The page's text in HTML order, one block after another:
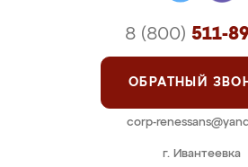
г. Ивантеевка
8 (800) 511-
ОБРАТНЫЙ
corp-